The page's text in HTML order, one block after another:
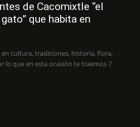
de Cacomixtle “el
que habita en
cultura, tradiciones, historia, flora,
lo que en esta ocasión te traemos 7